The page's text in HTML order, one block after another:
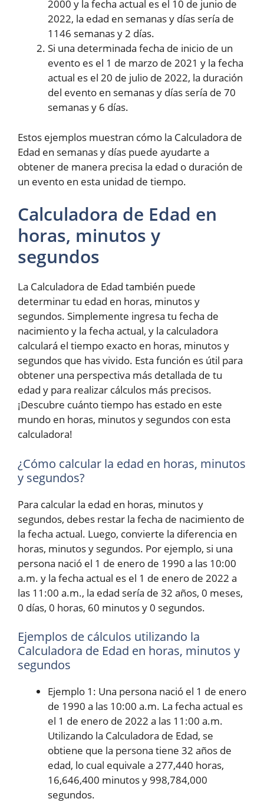
2000 y la fecha actual es el 10 de junio de
2022, la edad en semanas y días sería de
1146 semanas y 2 días.
Si una determinada fecha de inicio de un
evento es el 1 de marzo de 2021 y la fecha
actual es el 20 de julio de 2022, la duración
del evento en semanas y días sería de 70
semanas y 6 días.
Estos ejemplos muestran cómo la Calculadora de
Edad en semanas y días puede ayudarte a
obtener de manera precisa la edad o duración de
un evento en esta unidad de tiempo.
Calculadora de Edad en
horas, minutos y
segundos
La Calculadora de Edad también puede
determinar tu edad en horas, minutos y
segundos. Simplemente ingresa tu fecha de
nacimiento y la fecha actual, y la calculadora
calculará el tiempo exacto en horas, minutos y
segundos que has vivido. Esta función es útil para
obtener una perspectiva más detallada de tu
edad y para realizar cálculos más precisos.
¡Descubre cuánto tiempo has estado en este
mundo en horas, minutos y segundos con esta
calculadora!
¿Cómo calcular la edad en horas, minutos
y segundos?
Para calcular la edad en horas, minutos y
segundos, debes restar la fecha de nacimiento de
la fecha actual. Luego, convierte la diferencia en
horas, minutos y segundos. Por ejemplo, si una
persona nació el 1 de enero de 1990 a las 10:00
a.m. y la fecha actual es el 1 de enero de 2022 a
las 11:00 a.m., la edad sería de 32 años, 0 meses,
0 días, 0 horas, 60 minutos y 0 segundos.
Ejemplos de cálculos utilizando la
Calculadora de Edad en horas, minutos y
segundos
Ejemplo 1: Una persona nació el 1 de enero
de 1990 a las 10:00 a.m. La fecha actual es
el 1 de enero de 2022 a las 11:00 a.m.
Utilizando la Calculadora de Edad, se
obtiene que la persona tiene 32 años de
edad, lo cual equivale a 277,440 horas,
16,646,400 minutos y 998,784,000
segundos.